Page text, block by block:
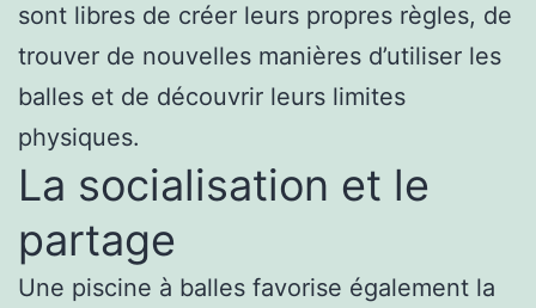
sont libres de créer leurs propres règles, de
trouver de nouvelles manières d’utiliser les
balles et de découvrir leurs limites
physiques.
La socialisation et le
partage
Une piscine à balles favorise également la